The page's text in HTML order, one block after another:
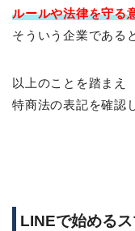
ルールや法律を守る
そういう企業である
以上のことを踏まえ
特商法の表記を確認
LINEで始める